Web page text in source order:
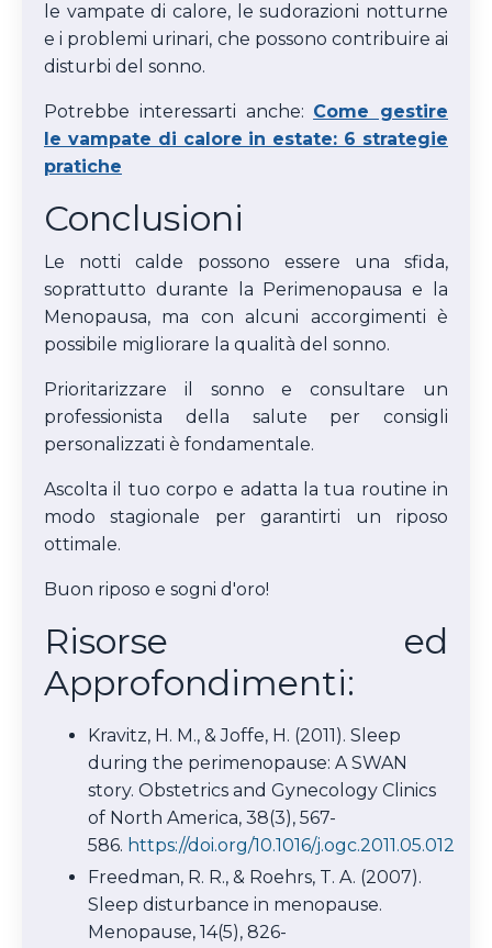
le vampate di calore, le sudorazioni notturne
e i problemi urinari, che possono contribuire ai
disturbi del sonno.
Potrebbe interessarti anche: Come gestire
le vampate di calore in estate: 6 strategie
pratiche
Conclusioni
Le notti calde possono essere una sfida,
soprattutto durante la Perimenopausa e la
Menopausa, ma con alcuni accorgimenti è
possibile migliorare la qualità del sonno.
Prioritarizzare il sonno e consultare un
professionista della salute per consigli
personalizzati è fondamentale.
Ascolta il tuo corpo e adatta la tua routine in
modo stagionale per garantirti un riposo
ottimale.
Buon riposo e sogni d'oro!
Risorse ed
Approfondimenti:
Kravitz, H. M., & Joffe, H. (2011). Sleep
during the perimenopause: A SWAN
story. Obstetrics and Gynecology Clinics
of North America, 38(3), 567-
586. https://doi.org/10.1016/j.ogc.2011.05.012
Freedman, R. R., & Roehrs, T. A. (2007).
Sleep disturbance in menopause.
Menopause, 14(5), 826-